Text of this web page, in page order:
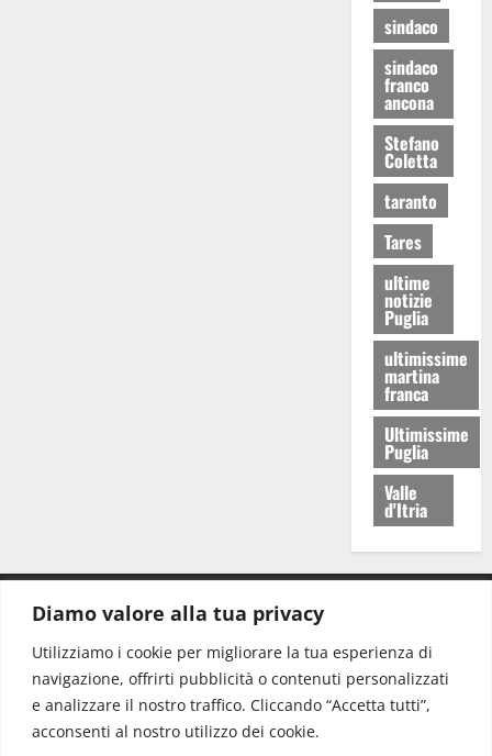
Diamo valore alla tua privacy
Utilizziamo i cookie per migliorare la tua esperienza di
navigazione, offrirti pubblicità o contenuti personalizzati
e analizzare il nostro traffico. Cliccando “Accetta tutti”,
acconsenti al nostro utilizzo dei cookie.
sindaco
sindaco
franco
ancona
Stefano
Coletta
taranto
Tares
ultime
notizie
Puglia
ultimissime
martina
franca
Ultimissime
Puglia
Valle
d'Itria
Redazione: redazione@www.martinasera.it
Direttore:direttore@www.martinasera.it
Info & Commerciale:info@www.martinasera.it